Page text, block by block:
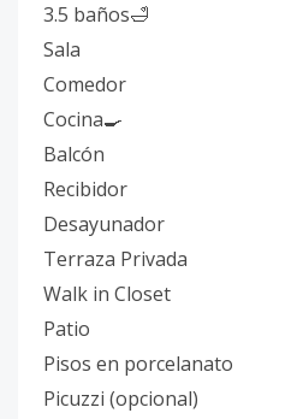
3.5 baños🛁
Sala
Comedor
Cocina🍳
Balcón
Recibidor
Desayunador
Terraza Privada
Walk in Closet
Patio
Pisos en porcelanato
Picuzzi (opcional)